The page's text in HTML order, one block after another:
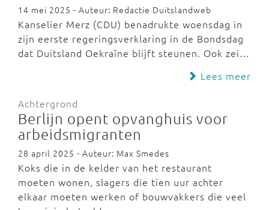
14 mei 2025 - Auteur: Redactie Duitslandweb
Kanselier Merz (CDU) benadrukte woensdag in
zijn eerste regeringsverklaring in de Bondsdag
dat Duitsland Oekraïne blijft steunen. Ook zei…
Lees meer
Achtergrond
Berlijn opent opvanghuis voor
arbeidsmigranten
28 april 2025 - Auteur: Max Smedes
Koks die in de kelder van het restaurant
moeten wonen, slagers die tien uur achter
elkaar moeten werken of bouwvakkers die veel